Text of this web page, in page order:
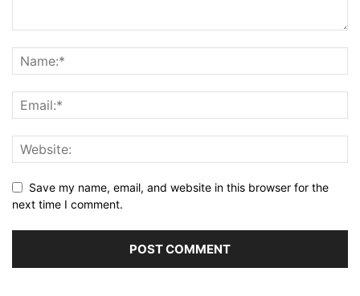
Save my name, email, and website in this browser for the
next time I comment.